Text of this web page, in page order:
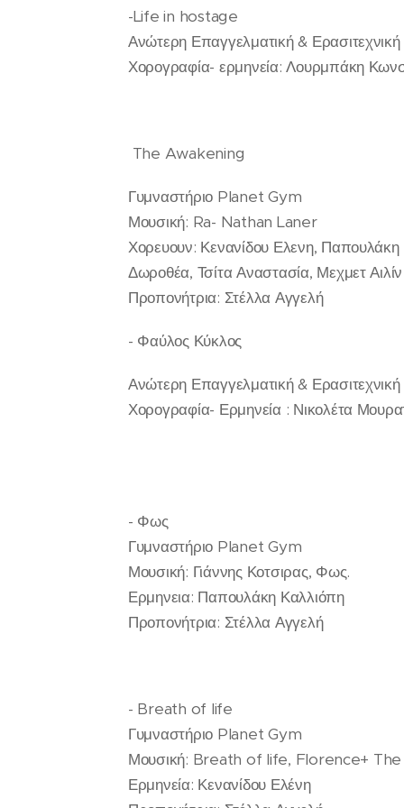
-Life in hostage
Ανώτερη Επαγγελματική &
Χορογραφία- ερμηνεία: Λουρμπάκη
The Awakening
Γυμναστήριο Planet Gym
Μουσική: Ra- Nathan Laner
Χορευουν: Κενανίδου Ελενη, Παπουλάκη
Δωροθέα, Τσίτα Αναστασία, Μεχμετ
Προπονήτρια: Στέλλα Αγγελή
- Φαύλος Κύκλος
Ανώτερη Επαγγελματική &
Χορογραφία- Ερμηνεία : Νικολέτα
- Φως
Γυμναστήριο Planet Gym
Μουσική: Γιάννης Κοτσιρας, Φως.
Ερμηνεια: Παπουλάκη Καλλιόπη
Προπονήτρια: Στέλλα Αγγελή
- Breath of life
Γυμναστήριο Planet Gym
Μουσική: Breath of life, Florence+
Ερμηνεία: Κενανίδου Ελένη